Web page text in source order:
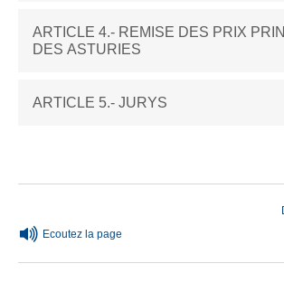
ARTICLE 4.- REMISE DES PRIX
DES ASTURIES
ARTICLE 5.- JURYS
Ecoutez la page